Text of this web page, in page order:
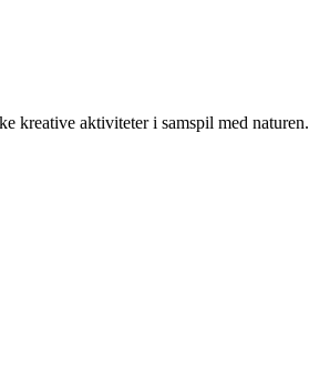
kreative aktiviteter i samspil med naturen.